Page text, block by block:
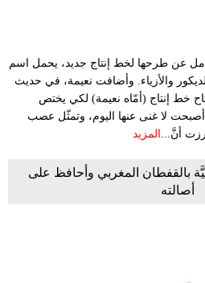
عن طرحها لخط إنتاج جديد، يحمل اسم
والأزياء. وأضافت نعيمة، في حديث
خط إنتاج (أمّاه نعيمة) لكي يختص
أصبحت لا غنى عنها اليوم، وتمثّل عصب
أنَّ... المزيد
بالقفطان المغربي وأحافظ على
أصالته